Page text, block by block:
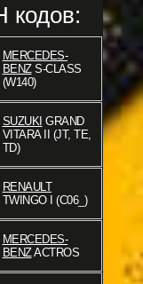
MERCEDES-
BENZS-CLASS
(W140)
SUZUKI GRAND
VITARA II (JT, TE,
TD)
RENAULT
TWINGO I (C06_)
MERCEDES-
BENZACTROS